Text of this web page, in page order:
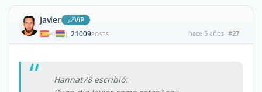
Javier ViP
| 21009POSTS hace 5 años #27
Hannat78 escribió: